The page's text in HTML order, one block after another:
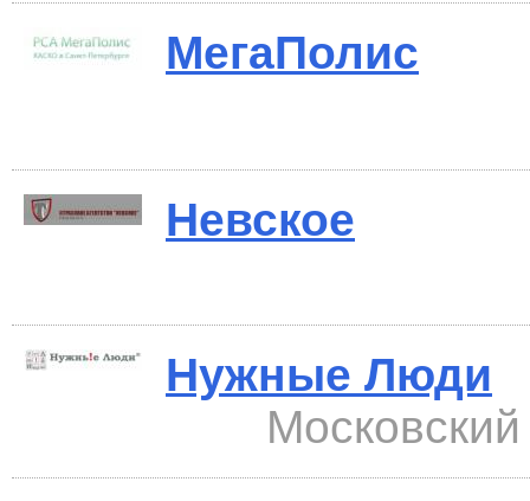
МегаПолис
Невское
Нужные Люди